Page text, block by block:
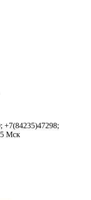
+7(84235)47298;
Мск